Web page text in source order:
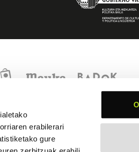
erabilerari
gure